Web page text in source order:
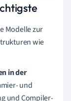
Modelle zur
wie
in der
und
und Compiler-